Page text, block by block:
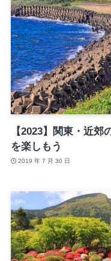
【2023】関東・近
を楽しもう
2019 年 7 月 30 日